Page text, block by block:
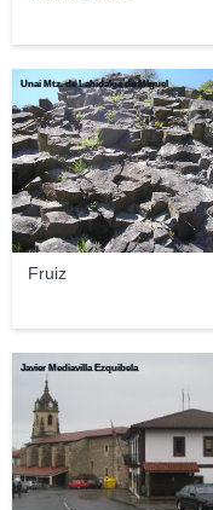
Fruiz
Unai Mtz. de Lahidalga de Miguel
Javier Mediavilla Ezquibela